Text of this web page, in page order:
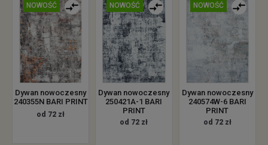
NOWOŚĆ
Dywan nowoczesny
240355N BARI PRINT
od 72 zł
NOWOŚĆ
Dywan nowoczesny
250421A-1 BARI
PRINT
od 72 zł
NOWOŚĆ
Dywan nowoczesny
240574W-6 BARI
PRINT
od 72 zł